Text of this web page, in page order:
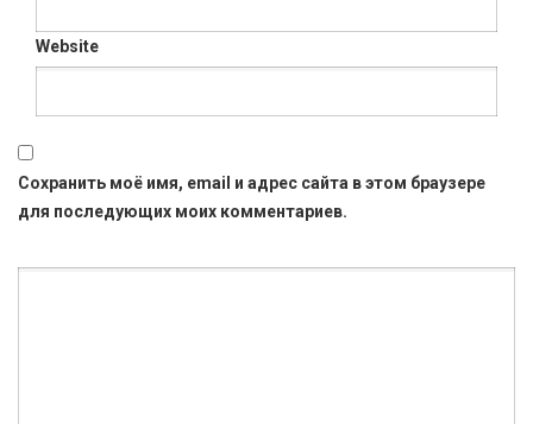
Website
Сохранить моё имя, email и адрес сайта в этом браузере
для последующих моих комментариев.